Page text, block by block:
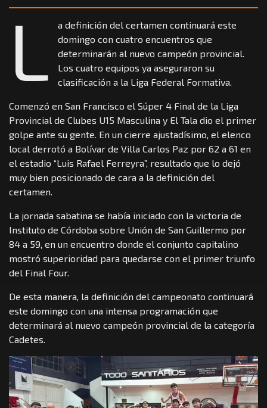
L
a definición del certamen continuará este
domingo con cuatro encuentros que
determinarán al nuevo campeón provincial.
Los cuatro equipos ya aseguraron su
clasificación a la Liga Federal Formativa.
Comenzó en San Francisco el Súper 4 Final de la Liga
Provincial de Clubes U15 Masculina y El Tala dio el primer
golpe ante su gente. En un cierre ajustadísimo, el elenco
local derrotó a Bolívar de Villa Carlos Paz por 62 a 61 en
el estadio “Luis Rafael Ferreyra”, resultado que lo dejó
muy bien posicionado de cara a la definición del
certamen.
La jornada sabatina se había iniciado con la victoria de
Instituto de Córdoba sobre Unión de San Guillermo por
84 a 59, en un encuentro donde el conjunto capitalino
mostró superioridad para quedarse con el primer triunfo
del Final Four.
De esta manera, la definición del campeonato continuará
este domingo con una intensa programación que
determinará al nuevo campeón provincial de la categoría
Cadetes.